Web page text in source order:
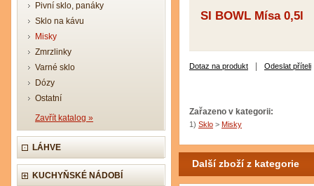
Pivní sklo, panáky
Sklo na kávu
Misky
Zmrzlinky
Varné sklo
Dózy
Ostatní
Zavřít katalog »
LÁHVE
KUCHYŇSKÉ NÁDOBÍ
SI BOWL Mísa 0,5l
Dotaz na produkt Odeslat příteli
Zařazeno v kategorii:
1) Sklo > Misky
Další zboží z kategorie